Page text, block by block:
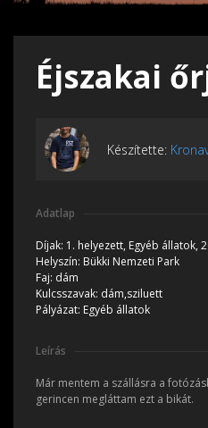
Éjszakai
Készítette:
Adatlap
Díjak: 1. helyezett, Egyéb állatok,
Helyszín: Bükki Nemzeti Park
Faj: dám
Kulcsszavak: dám,sziluett
Pályázat: Egyéb állatok
Leírás
Már mentem a szállásra a
gerincen megláttam ezt a bikát.